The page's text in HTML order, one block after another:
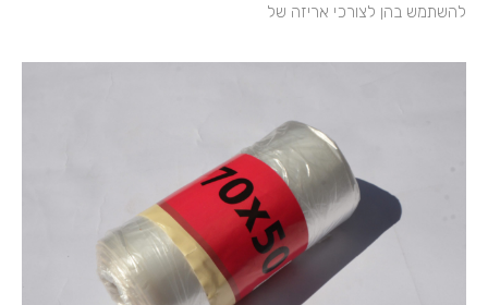
להשתמש בהן לצורכי אריזה של